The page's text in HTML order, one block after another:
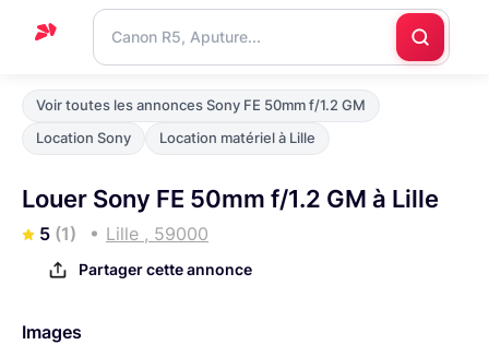
Accueil
Support
contacter
Voir toutes les annonces Sony FE 50mm f/1.2 GM
Location Sony
Location matériel à Lille
Louer Sony FE 50mm f/1.2 GM à Lille
5 (1) Lille , 59000
Partager cette annonce
Images